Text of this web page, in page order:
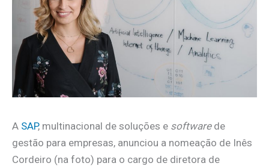
A SAP, multinacional de soluções e softwarede
gestão para empresas, anunciou a nomeação de Inês
Cordeiro (na foto) para o cargo de diretora de